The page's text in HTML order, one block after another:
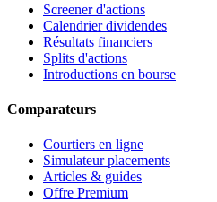
Screener d'actions
Calendrier dividendes
Résultats financiers
Splits d'actions
Introductions en bourse
Comparateurs
Courtiers en ligne
Simulateur placements
Articles & guides
Offre Premium